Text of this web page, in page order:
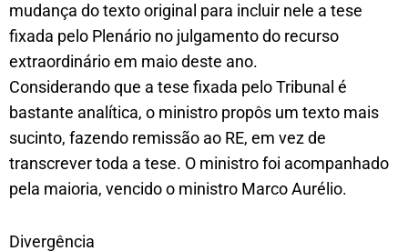
mudança do texto original para incluir nele a tese
fixada pelo Plenário no julgamento do recurso
extraordinário em maio deste ano.
Considerando que a tese fixada pelo Tribunal é
bastante analítica, o ministro propôs um texto mais
sucinto, fazendo remissão ao RE, em vez de
transcrever toda a tese. O ministro foi acompanhado
pela maioria, vencido o ministro Marco Aurélio.
Divergência